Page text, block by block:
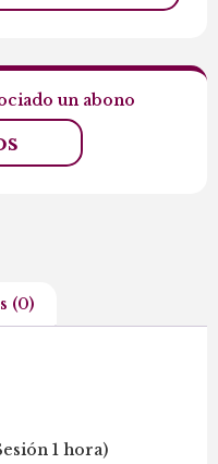
un abono
(0)
1 hora)